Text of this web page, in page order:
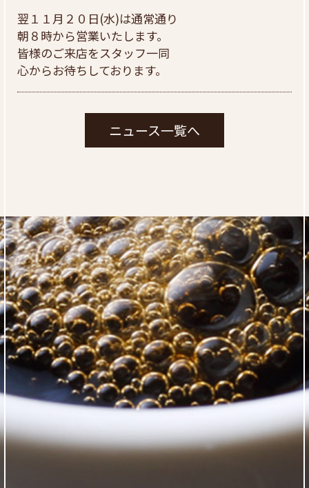
翌１１月２０日(水)は通常通り
朝８時から営業いたします。
皆様のご来店をスタッフ一同
心からお待ちしております。
ニュース一覧へ